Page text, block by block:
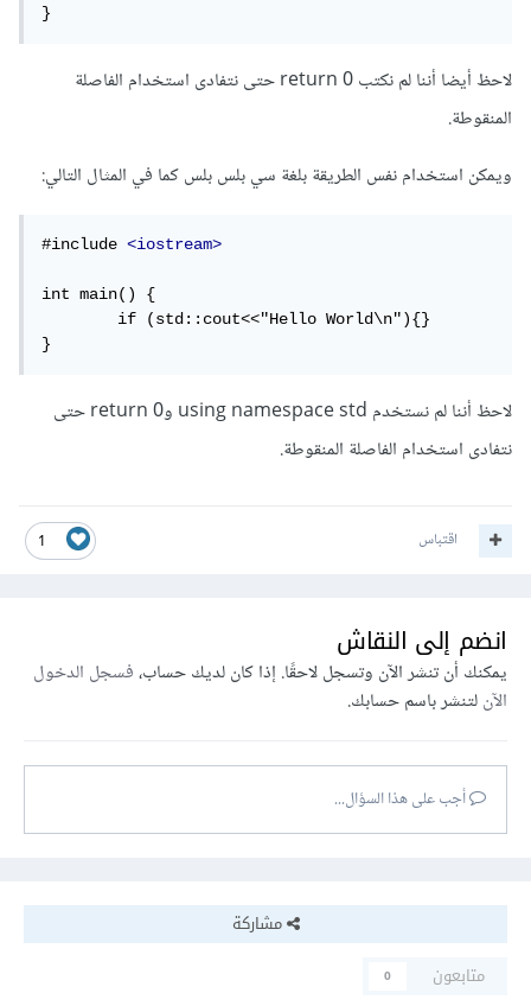
}
لاحظ أيضا أننا لم نكتب return 0 حتى نتفادى استخدام الفاصلة
المنقوطة.
ويمكن استخدام نفس الطريقة بلغة سي بلس بلس كما في المثال التالي:
#include <iostream>
int main() {
	if (std::cout<<"Hello World\n"){}
}
لاحظ أننا لم نستخدم using namespace std وreturn 0 حتى
نتفادى استخدام الفاصلة المنقوطة.
1 اقتباس
انضم إلى النقاش
يمكنك أن تنشر الآن وتسجل لاحقًا. إذا كان لديك حساب،فسجل الدخول
الآنلتنشر باسم حسابك.
أجب على هذا السؤال...
مشاركة
متابعون
0